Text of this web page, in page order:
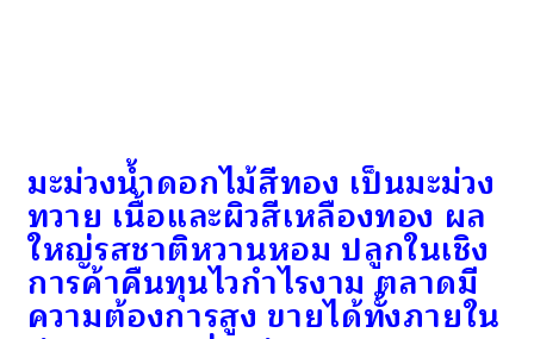
มะม่วงน้ำดอกไม้สีทอง เป็นมะม่วง
ทวาย เนื้อและผิวสีเหลืองทอง ผล
ใหญ่รสชาติหวานหอม ปลูกในเชิง
การค้าคืนทุนไวกำไรงาม ตลาดมี
ความต้องการสูง ขายได้ทั้งภายใน